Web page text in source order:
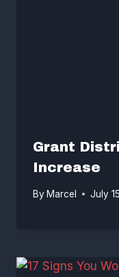
Grant
Increase
ByMarcel July